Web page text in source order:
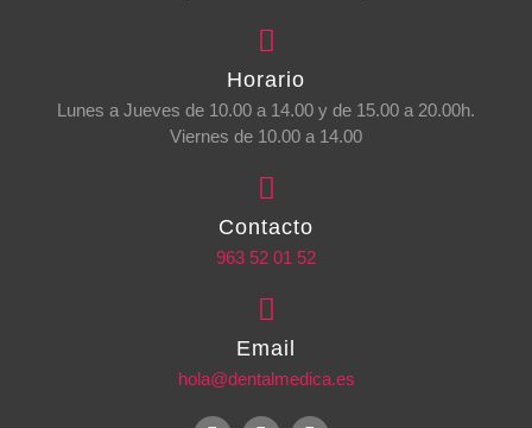
Horario
Lunes a Jueves de 10.00 a 14.00 y de 15.00 a 20.00h.
Viernes de 10.00 a 14.00
Contacto
963 52 01 52
Email
hola@dentalmedica.es